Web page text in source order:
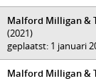
Malford Milligan &
(2021)
geplaatst: 1 januari
Malford Milligan &